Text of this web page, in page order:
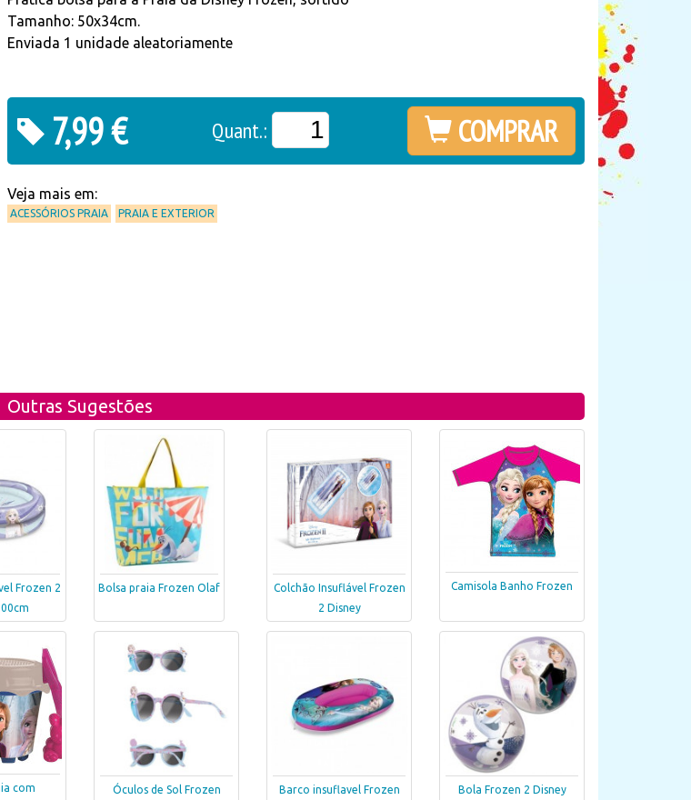
Tamanho: 50x34cm.
Enviada 1 unidade aleatoriamente
7,99 € Quant.: COMPRAR
Veja mais em:
ACESSÓRIOS PRAIA PRAIA E EXTERIOR
Outras Sugestões
Frozen 2
Bolsa praia Frozen Olaf
Colchão Insuflável Frozen
2 Disney
Camisola Banho Frozen
com
Óculos de Sol Frozen Barco insuflavel Frozen
Bola Frozen 2 Disney